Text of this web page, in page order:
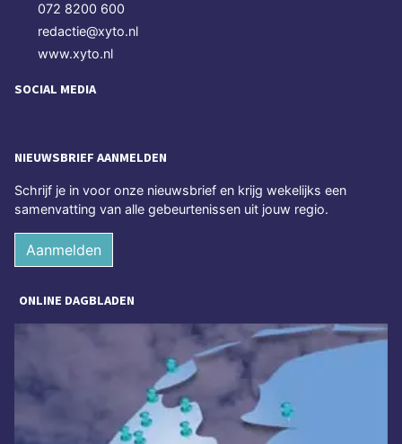
072 8200 600
redactie@xyto.nl
www.xyto.nl
SOCIAL MEDIA
NIEUWSBRIEF AANMELDEN
Schrijf je in voor onze nieuwsbrief en krijg wekelijks een
samenvatting van alle gebeurtenissen uit jouw regio.
Aanmelden
ONLINE DAGBLADEN